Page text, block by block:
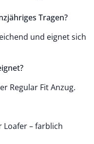
Tragen?
und eignet sich
Regular Fit Anzug.
Loafer – farblich